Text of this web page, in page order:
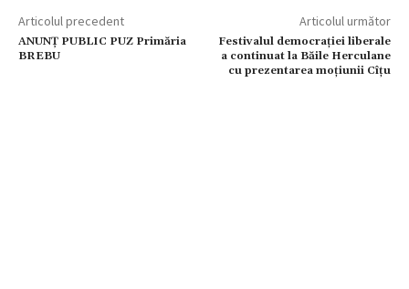
Articolul precedent
ANUNŢ PUBLIC PUZ Primăria
BREBU
Articolul următor
Festivalul democrației liberale
a continuat la Băile Herculane
cu prezentarea moțiunii Cîțu